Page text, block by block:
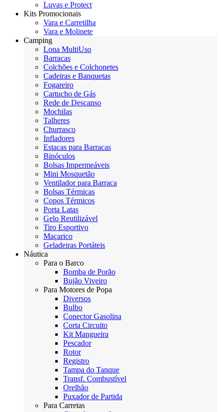
Luvas e Protect
Kits Promocionais
Vara e Carretilha
Vara e Molinete
Camping
Lona MultiUso
Barracas
Colchões e Colchonetes
Cadeiras e Banquetas
Fogareiro
Cartucho de Gás
Rede de Descanso
Mochilas
Talheres
Churrasco
Infladores
Estacas para Barracas
Binóculos
Bolsas Impermeáveis
Mini Mosquetão
Ventilador para Barraca
Bolsas Térmicas
Copos Térmicos
Porta Latas
Gelo Reutilizável
Tiro Esportivo
Maçarico
Geladeiras Portáteis
Náutica
Para o Barco
Bomba de Porão
Bujão Viveiro
Para Motores de Popa
Diversos
Bulbo
Conector Gasolina
Corta Circuito
Kit Mangueira
Pescador
Rotor
Registro
Tampa do Tanque
Transf. Combustível
Orelhão
Puxador de Partida
Para Carretas